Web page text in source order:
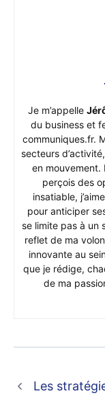
Je m’appelle
du business et
communiques.fr.
secteurs
en mouvement.
perçois des
insatiable,
pour anticiper
se limite pas à un
reflet de ma
innovante au
que je rédige,
de ma
Les